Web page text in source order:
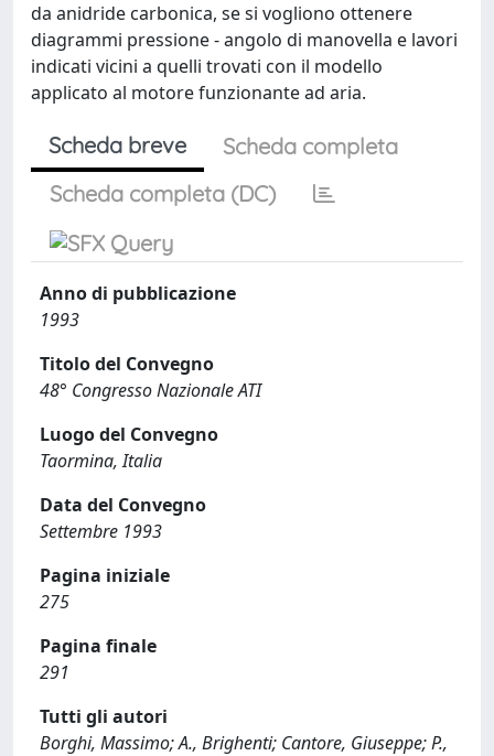
da anidride carbonica, se si vogliono ottenere
diagrammi pressione - angolo di manovella e lavori
indicati vicini a quelli trovati con il modello
applicato al motore funzionante ad aria.
Scheda breve
Scheda completa
Scheda completa (DC)
Anno di pubblicazione
1993
Titolo del Convegno
48° Congresso Nazionale ATI
Luogo del Convegno
Taormina, Italia
Data del Convegno
Settembre 1993
Pagina iniziale
275
Pagina finale
291
Tutti gli autori
Borghi, Massimo; A., Brighenti; Cantore, Giuseppe; P.,